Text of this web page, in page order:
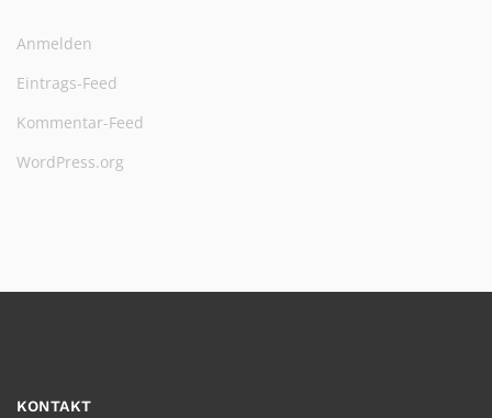
Anmelden
Eintrags-Feed
Kommentar-Feed
WordPress.org
KONTAKT